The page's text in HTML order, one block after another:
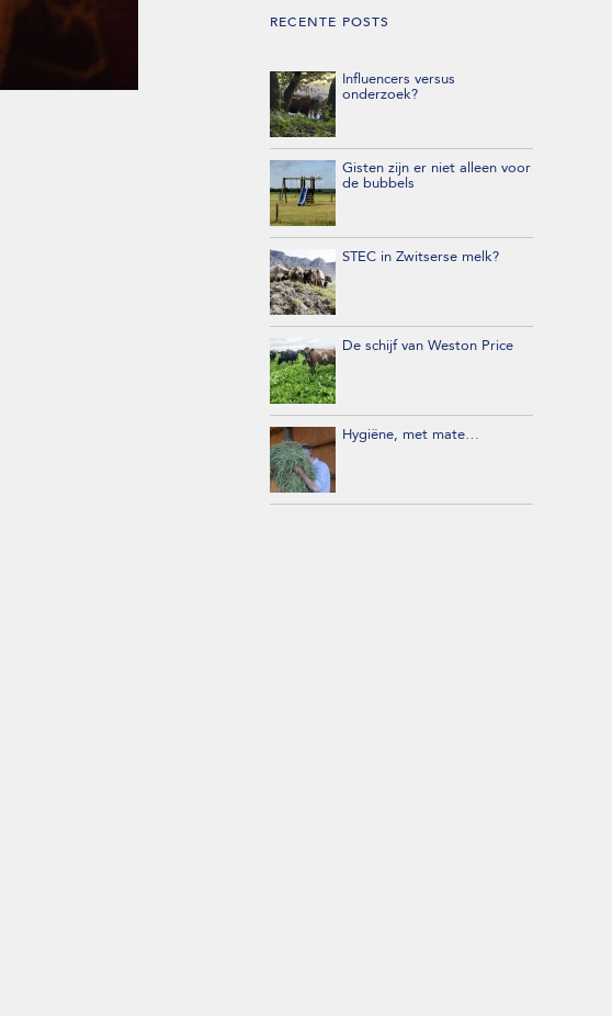
RECENTE POSTS
Influencers versus
onderzoek?
Gisten zijn er niet alleen voor
de bubbels
STEC in Zwitserse melk?
De schijf van Weston Price
Hygiëne, met mate…